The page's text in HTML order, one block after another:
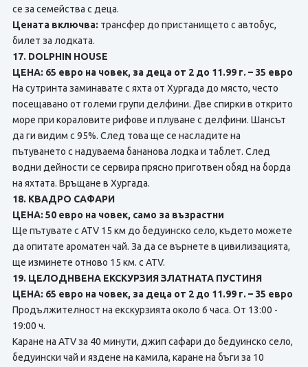
се за семейства с деца.
Цената включва: трансфер до пристанището с автобус,
билет за лодката.
17. DOLPHIN HOUSE
ЦЕНА: 65 евро на човек, за деца от 2 до 11.99 г. – 35 евро
На сутринта заминавате с яхта от Хургада до място, често
посещавано от големи групи делфини. Две спирки в открито
море при кораловите рифове и плуване с делфини. Шансът
да ги видим с 95%. След това ще се насладите на
пътуването с надуваема бананова лодка и таблет. След
водни дейности се сервира прясно приготвен обяд на борда
на яхтата. Връщане в Хургада.
18. КВАДРО САФАРИ
ЦЕНА: 50 евро на човек, само за възрастни
Ще пътувате с ATV 15 км до бедуинско село, където можете
да опитате ароматен чай. За да се върнете в цивилизацията,
ще изминете отново 15 км. с ATV.
19. ЦЕЛОДНВЕНА ЕКСКУРЗИЯ ЗЛАТНАТА ПУСТИНЯ
ЦЕНА: 65 евро на човек, за деца от 2 до 11.99 г. – 35 евро
Продължителност на екскурзията около 6 часа. От 13:00 -
19:00 ч.
Каране на ATV за 40 минути, джип сафари до бедуинско село,
бедуински чай и яздене на камила, каране на бъги за 10